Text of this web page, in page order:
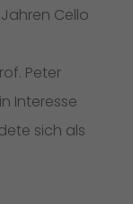
Cello
Peter
Interesse
sich als